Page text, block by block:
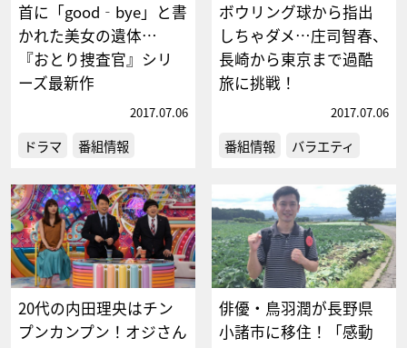
首に「good‐bye」と書
かれた美女の遺体…
『おとり捜査官』シリ
ーズ最新作
2017.07.06
ドラマ 番組情報
ボウリング球から指出
しちゃダメ…庄司智春、
長崎から東京まで過酷
旅に挑戦！
2017.07.06
番組情報 バラエティ
20代の内田理央はチン
プンカンプン！オジさん
俳優・鳥羽潤が長野県
小諸市に移住！「感動